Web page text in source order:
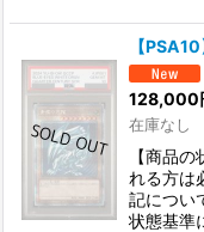
【
128,000
在庫なし
【商品
れる方は
記につい
状態基準